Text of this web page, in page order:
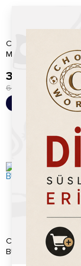
Chocoworld Tutti
Marshmallow 1kg
399.20 TL
600.00
Sepete Ekle
CHOCOWORLD
BUĞDAY PATLAĞI